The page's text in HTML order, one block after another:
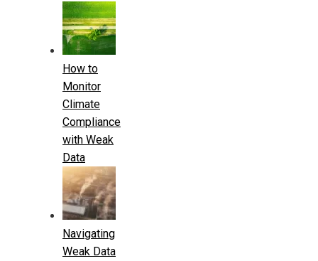
How to
Monitor
Climate
Compliance
with Weak
Data
Navigating
Weak Data